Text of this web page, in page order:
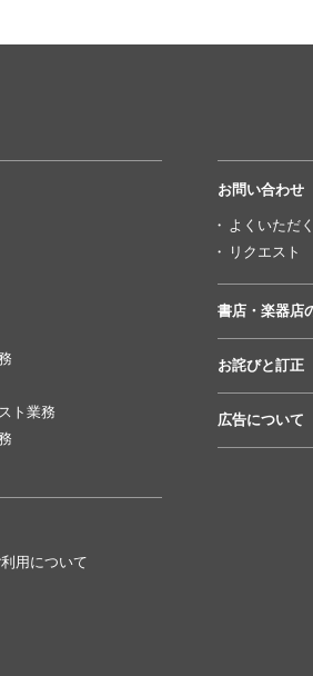
ト業務
用について
お問い合わせ
よくいただ
リクエスト
書店・楽器店
お詫びと訂正
広告について